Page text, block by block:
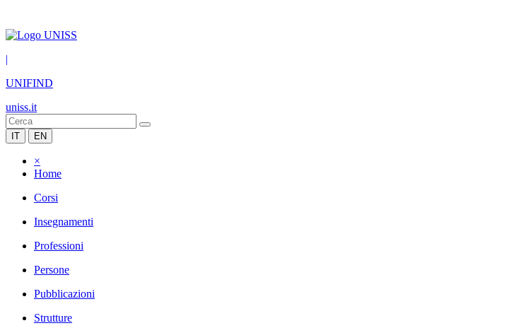
|
UNIFIND
uniss.it
IT EN
×
Home
Corsi
Insegnamenti
Professioni
Persone
Pubblicazioni
Strutture